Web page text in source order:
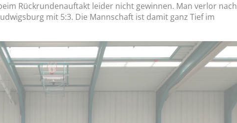
Rückrundenauftakt leider nicht gewinnen. Man verlor nach
mit 5:3. Die Mannschaft ist damit ganz Tief im